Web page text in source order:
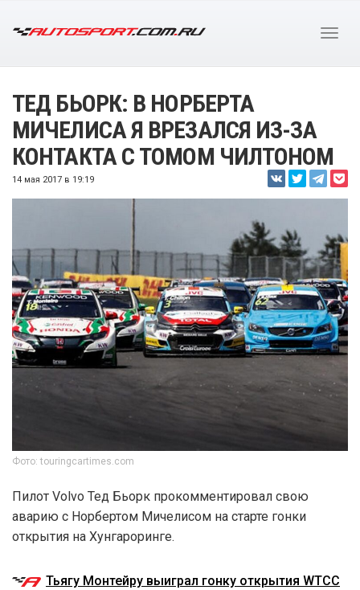
ТЕД БЬОРК: В НОРБЕРТА
МИЧЕЛИСА Я ВРЕЗАЛСЯ ИЗ-ЗА
КОНТАКТА С ТОМОМ ЧИЛТОНОМ
14 мая 2017 в 19:19
Фото: touringcartimes.com
Пилот Volvo Тед Бьорк прокомментировал свою
аварию с Норбертом Мичелисом на старте гонки
открытия на Хунгароринге.
Тьягу Монтейру выиграл гонку открытия WTCC